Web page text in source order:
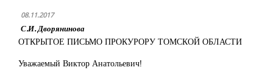
08.11.2017
С.И. Дворянинова
ОТКРЫТОЕ ПИСЬМО ПРОКУРОРУ ТОМСКОЙ ОБЛАСТИ
Уважаемый Виктор Анатольевич!